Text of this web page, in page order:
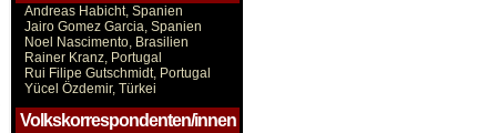
Andreas Habicht, Spanien
Jairo Gomez Garcia, Spanien
Noel Nascimento, Brasilien
Rainer Kranz, Portugal
Rui Filipe Gutschmidt, Portugal
Yücel Özdemir, Türkei
Volkskorrespondenten/innen